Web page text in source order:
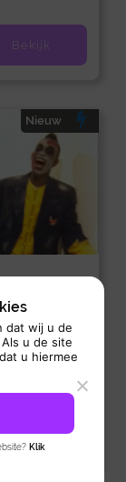
Bekijk
Nieuw
besluipen,
Bekijk
dat wij u de
u de site
u hiermee
Klik